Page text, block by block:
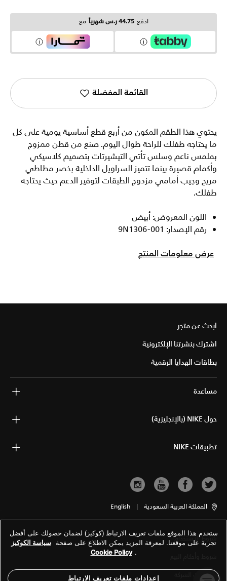
ادفع 44.75 ر.س شهرياً مع
القائمة المفضلة
يحتوي هذا الطقم المكون من أربع قطع أساسية يومية على كل
ما يحتاجه طفلك للراحة طوال اليوم. صنع من قطن ممزوج
بملمس ناعم وسلس تأتي التيشيرتات بتصميم كلاسيكي
وأكمام قصيرة بينما تتميز السراويل الداخلية بخصر مطاطي
مريح وجيب أمامي مزدوج الطبقات لتوفير الدعم حيث يحتاجه
طفلك.
اللون المعروض: أبيض
رقم الإصدار: 9N1306-001
عرض معلومات المنتج
ابحث عن متجر
اشترك بنشرتنا الإلكترونية
بطاقات الهدايا الرقمية
مساعدة
حول NIKE (بالإنجليزية)
تطبيقات NIKE
المملكة العربية السعودية |
English
شروط الاستخدام
معلومات الشركة
ستخدم هذا الموقع ملفات تعريف الارتباط (كوكيز) لضمان حصولك على أفضل
تجربة على موقعنا. لمعرفة المزيد يمكن الاطلاع على صفحة سياسة الكوكيز
.
Cookie Policy
إعدادات ملفات تعريف الارتباط